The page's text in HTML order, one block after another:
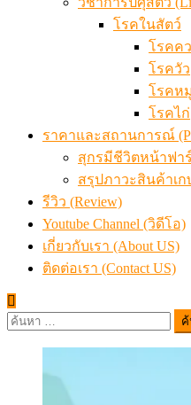
โรคในสัตว์
โรคค
โรควัว
โรคหมู
โรคไก่
ราคาและสถานการณ์
สุกรมีชีวิตหน้าฟา
สรุปภาวะสินค้าเ
รีวิว (Review)
Youtube Channel (วิดีโอ)
เกี่ยวกับเรา (About US)
ติดต่อเรา (Contact US)
ค้นหา